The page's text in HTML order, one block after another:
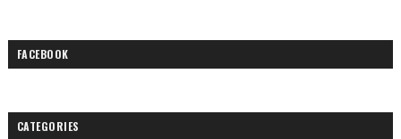
FACEBOOK
CATEGORIES